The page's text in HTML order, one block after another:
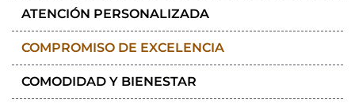
ATENCIÓN PERSONALIZADA
COMPROMISO DE EXCELENCIA
COMODIDAD Y BIENESTAR